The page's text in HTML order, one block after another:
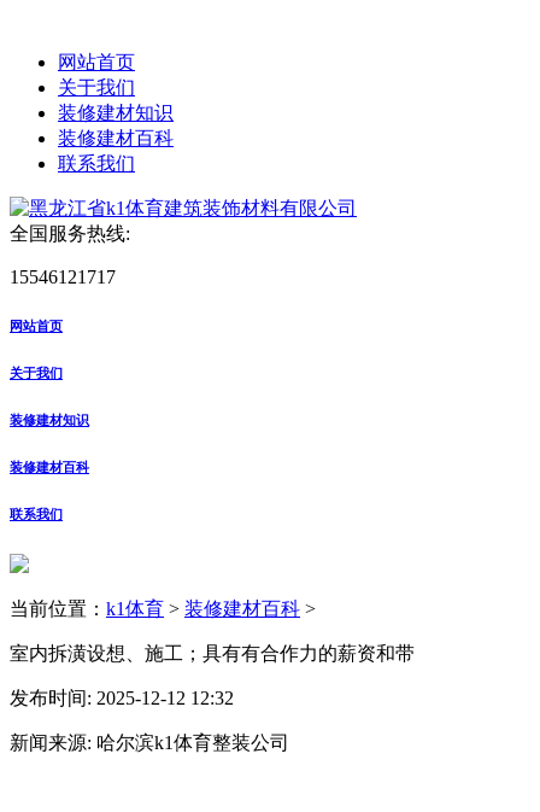
网站首页
关于我们
装修建材知识
装修建材百科
联系我们
全国服务热线:
15546121717
网站首页
关于我们
装修建材知识
装修建材百科
联系我们
当前位置： k1体育 > 装修建材百科 >
室内拆潢设想、施工；具有有合作力的薪资和带
发布时间: 2025-12-12 12:32
新闻来源: 哈尔滨k1体育整装公司